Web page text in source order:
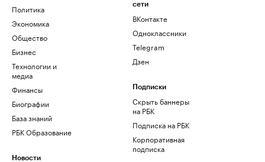
Политика
Экономика
Общество
Бизнес
Технологии и
медиа
Финансы
Биографии
База знаний
РБК Образование
Новости
сети
ВКонтакте
Одноклассники
Telegram
Дзен
Подписки
Скрыть баннеры
на РБК
Подписка на РБК
Корпоративная
подписка